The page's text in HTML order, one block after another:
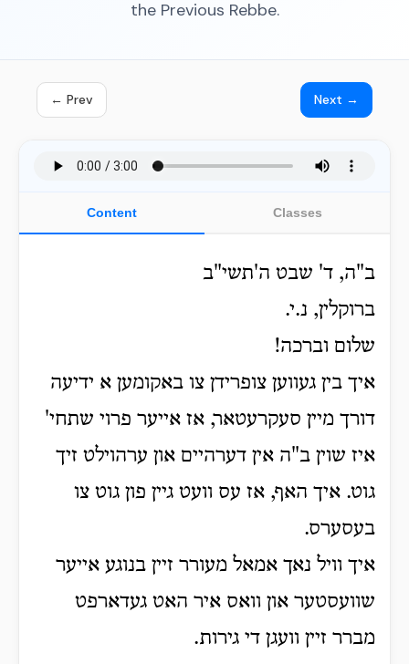
the Previous Rebbe.
← Prev Next →
Content Classes
ב"ה, ד' שבט ה'תשי"ב
ברוקלין, נ.י.
שלום וברכה!
איך בין געווען צופרידן צו באקומען א ידיעה
דורך מיין סעקרעטאר, אז אייער פרוי שתחי'
איז שוין ב"ה אין דערהיים און ערהוילט זיך
גוט. איך האף, אז עס וועט גיין פון גוט צו
בעסערס.
איך וויל נאך אמאל מעורר זיין בנוגע אייער
שוועסטער און וואס איר האט געדארפט
מברר זיין וועגן די גירות.